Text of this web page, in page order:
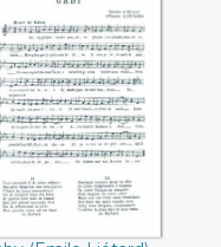
Gaby (Emile
Liétard)